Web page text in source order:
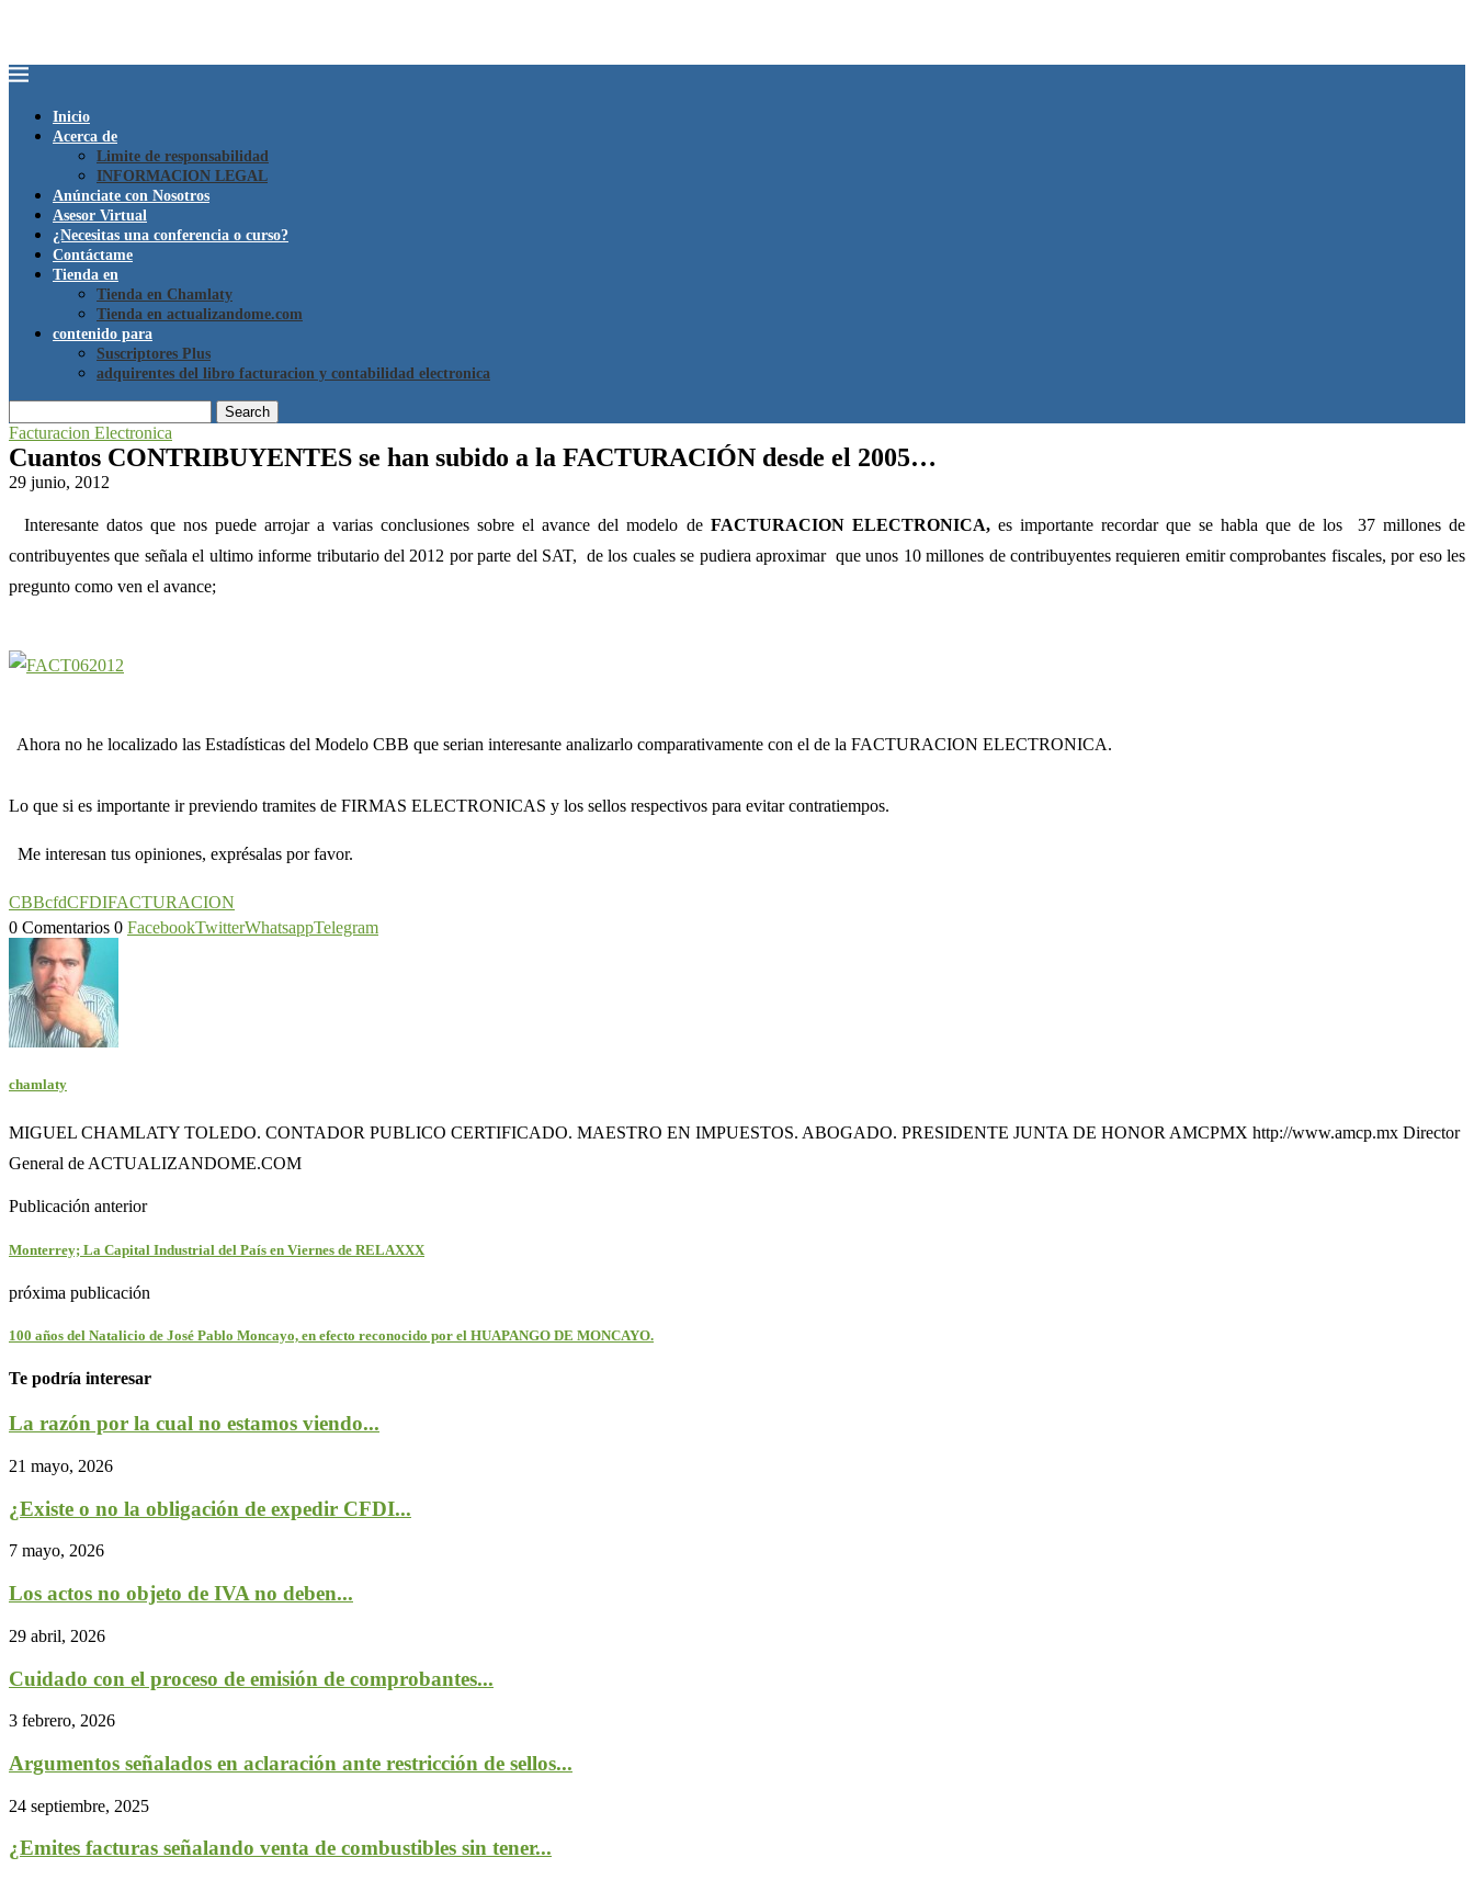
Inicio
Acerca de
Limite de responsabilidad
INFORMACION LEGAL
Anúnciate con Nosotros
Asesor Virtual
¿Necesitas una conferencia o curso?
Contáctame
Tienda en
Tienda en Chamlaty
Tienda en actualizandome.com
contenido para
Suscriptores Plus
adquirentes del libro facturacion y contabilidad electronica
Search
Facturacion Electronica
Cuantos CONTRIBUYENTES se han subido a la FACTURACIÓN desde el 2005…
29 junio, 2012
Interesante datos que nos puede arrojar a varias conclusiones sobre el avance del modelo de FACTURACION ELECTRONICA,es importante recordar que se habla que de los 37 millones de
contribuyentes que señala el ultimo informe tributario del 2012 por parte del SAT, de los cuales se pudiera aproximar que unos 10 millones de contribuyentes requieren emitir comprobantes fiscales, por eso les
pregunto como ven el avance;
Ahora no he localizado las Estadísticas del Modelo CBB que serian interesante analizarlo comparativamente con el de la FACTURACION ELECTRONICA.
Lo que si es importante ir previendo tramites de FIRMAS ELECTRONICAS y los sellos respectivos para evitar contratiempos.
Me interesan tus opiniones, exprésalas por favor.
CBBcfdCFDIFACTURACION
0 Comentarios 0 FacebookTwitterWhatsappTelegram
chamlaty
MIGUEL CHAMLATY TOLEDO. CONTADOR PUBLICO CERTIFICADO. MAESTRO EN IMPUESTOS. ABOGADO. PRESIDENTE JUNTA DE HONOR AMCPMX http://www.amcp.mx Director
General de ACTUALIZANDOME.COM
Publicación anterior
Monterrey; La Capital Industrial del País en Viernes de RELAXXX
próxima publicación
100 años del Natalicio de José Pablo Moncayo, en efecto reconocido por el HUAPANGO DE MONCAYO.
Te podría interesar
La razón por la cual no estamos viendo...
21 mayo, 2026
¿Existe o no la obligación de expedir CFDI...
7 mayo, 2026
Los actos no objeto de IVA no deben...
29 abril, 2026
Cuidado con el proceso de emisión de comprobantes...
3 febrero, 2026
Argumentos señalados en aclaración ante restricción de sellos...
24 septiembre, 2025
¿Emites facturas señalando venta de combustibles sin tener...